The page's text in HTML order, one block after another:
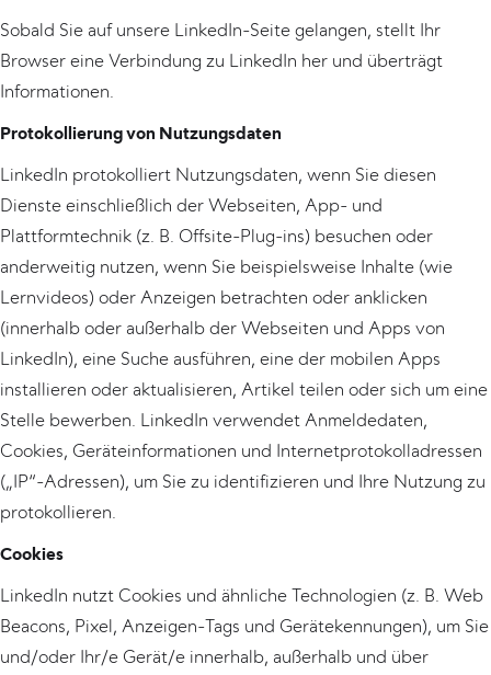
Sobald Sie auf unsere LinkedIn-Seite gelangen, stellt Ihr
Browser eine Verbindung zu LinkedIn her und überträgt
Informationen.
Protokollierung von Nutzungsdaten
LinkedIn protokolliert Nutzungsdaten, wenn Sie diesen
Dienste einschließlich der Webseiten, App- und
Plattformtechnik (z. B. Offsite-Plug-ins) besuchen oder
anderweitig nutzen, wenn Sie beispielsweise Inhalte (wie
Lernvideos) oder Anzeigen betrachten oder anklicken
(innerhalb oder außerhalb der Webseiten und Apps von
LinkedIn), eine Suche ausführen, eine der mobilen Apps
installieren oder aktualisieren, Artikel teilen oder sich um eine
Stelle bewerben. LinkedIn verwendet Anmeldedaten,
Cookies, Geräteinformationen und Internetprotokolladressen
(„IP“-Adressen), um Sie zu identifizieren und Ihre Nutzung zu
protokollieren.
Cookies
LinkedIn nutzt Cookies und ähnliche Technologien (z. B. Web
Beacons, Pixel, Anzeigen-Tags und Gerätekennungen), um Sie
und/oder Ihr/e Gerät/e innerhalb, außerhalb und über